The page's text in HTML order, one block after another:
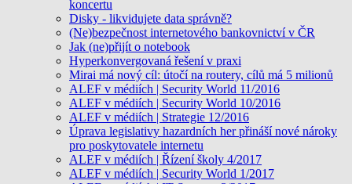
koncertu
Disky - likvidujete data správně?
(Ne)bezpečnost internetového bankovnictví v ČR
Jak (ne)přijít o notebook
Hyperkonvergovaná řešení v praxi
Mirai má nový cíl: útočí na routery, cílů má 5 milionů
ALEF v médiích | Security World 11/2016
ALEF v médiích | Security World 10/2016
ALEF v médiích | Strategie 12/2016
Úprava legislativy hazardních her přináší nové nároky
pro poskytovatele internetu
ALEF v médiích | Řízení školy 4/2017
ALEF v médiích | Security World 1/2017